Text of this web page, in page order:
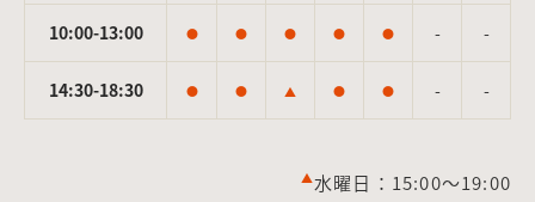
10:00-13:00 ● ● ● ● ● - -
14:30-18:30 ● ● ▲ ● ● - -
▲水曜日：15:00～19:00